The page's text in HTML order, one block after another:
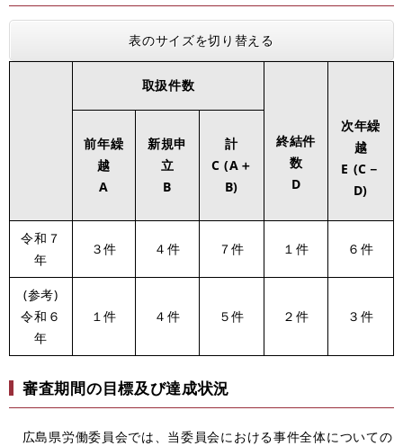
表のサイズを切り替える
取扱件数
終結件
数
D
次年繰
越
E (C－
D)
前年繰
越
A
新規申
立
B
計
C (A＋
B)
令和７
年
３件 ４件 ７件 １件 ６件
(参考)
令和６
年
１件 ４件 ５件 ２件 ３件
審査期間の目標及び達成状況
広島県労働委員会では、当委員会における事件全体についての